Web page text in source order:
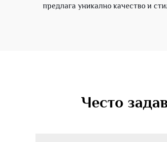
предлага уникално качество и
Често